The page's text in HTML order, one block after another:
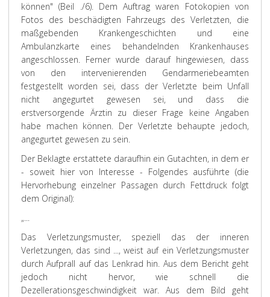
können" (Beil ./6). Dem Auftrag waren Fotokopien von
Fotos des beschädigten Fahrzeugs des Verletzten, die
maßgebenden Krankengeschichten und eine
Ambulanzkarte eines behandelnden Krankenhauses
angeschlossen. Ferner wurde darauf hingewiesen, dass
von den intervenierenden Gendarmeriebeamten
festgestellt worden sei, dass der Verletzte beim Unfall
nicht angegurtet gewesen sei, und dass die
erstversorgende Ärztin zu dieser Frage keine Angaben
habe machen können. Der Verletzte behaupte jedoch,
angegurtet gewesen zu sein.
Der Beklagte erstattete daraufhin ein Gutachten, in dem er
- soweit hier von Interesse - Folgendes ausführte (die
Hervorhebung einzelner Passagen durch Fettdruck folgt
dem Original):
„...
Das Verletzungsmuster, speziell das der inneren
Verletzungen, das sind ..., weist auf ein Verletzungsmuster
durch Aufprall auf das Lenkrad hin. Aus dem Bericht geht
jedoch nicht hervor, wie schnell die
Dezellerationsgeschwindigkeit war. Aus dem Bild geht